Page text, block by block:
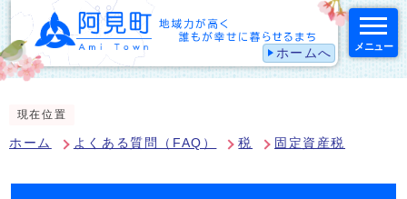
ホームへ メニュー
現在位置
ホーム よくある質問（FAQ） 税 固定資産税